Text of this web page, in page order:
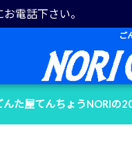
電話下さい。
ご
んた屋てんちょうNORIの